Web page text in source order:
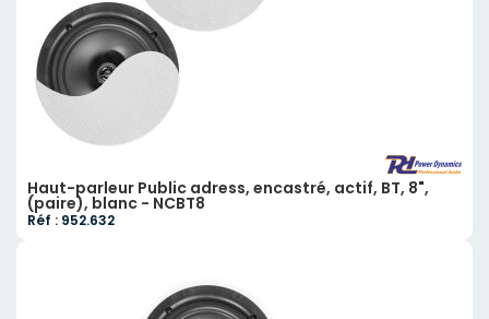
Haut-parleur Public adress, encastré, actif, BT, 8",
(paire), blanc - NCBT8
Réf : 952.632